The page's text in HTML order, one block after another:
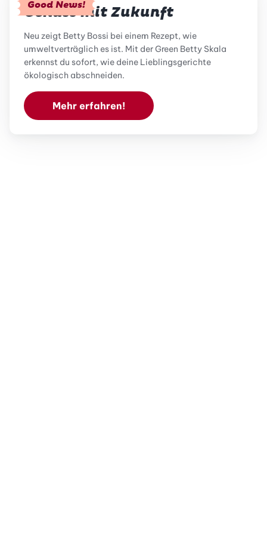
Good News!
Genuss mit Zukunft
Neu zeigt Betty Bossi bei einem Rezept, wie
umweltverträglich es ist. Mit der Green Betty Skala
erkennst du sofort, wie deine Lieblingsgerichte
ökologisch abschneiden.
Mehr erfahren!